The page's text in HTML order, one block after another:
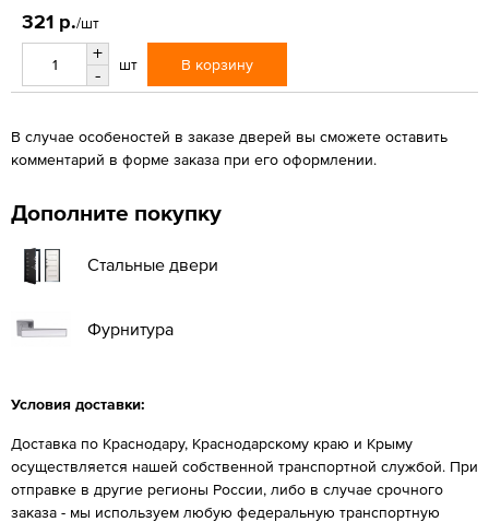
321 р./шт
+
-
шт В корзину
В случае особеностей в заказе дверей вы сможете оставить
комментарий в форме заказа при его оформлении.
Дополните покупку
Стальные двери
Фурнитура
Условия доставки:
Доставка по Краснодару, Краснодарскому краю и Крыму
осуществляется нашей собственной транспортной службой. При
отправке в другие регионы России, либо в случае срочного
заказа - мы используем любую федеральную транспортную